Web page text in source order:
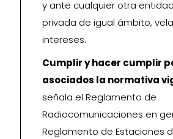
y ante cualquier otra
privada de igual ámbito,
intereses.
Cumplir y hacer cumplir
asociados la normativa
señala el Reglamento de
Radiocomunicaciones en
Reglamento de Estaciones